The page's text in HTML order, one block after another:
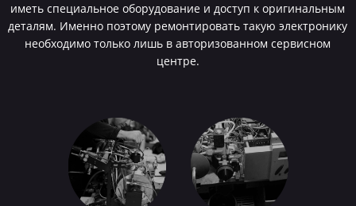
иметь специальное оборудование и доступ к оригинальным
деталям. Именно поэтому ремонтировать такую электронику
необходимо только лишь в авторизованном сервисном
центре.